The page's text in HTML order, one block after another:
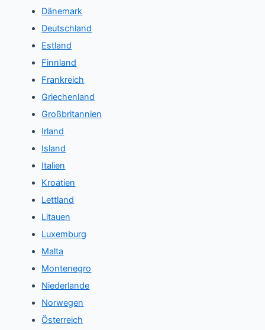
Dänemark
Deutschland
Estland
Finnland
Frankreich
Griechenland
Großbritannien
Irland
Island
Italien
Kroatien
Lettland
Litauen
Luxemburg
Malta
Montenegro
Niederlande
Norwegen
Österreich